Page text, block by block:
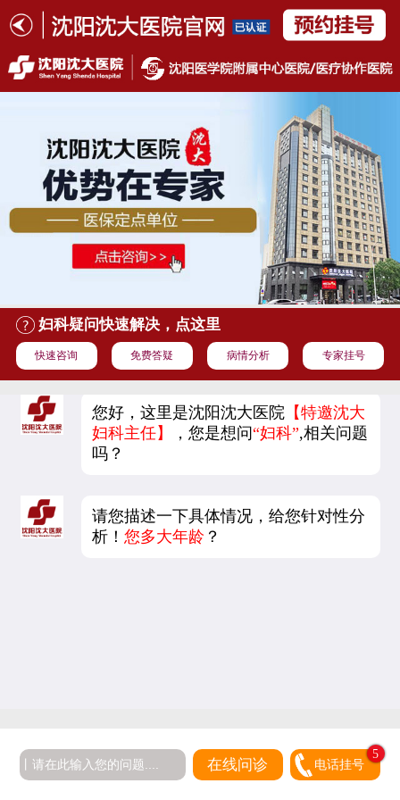
妇科疑问快速解决，点这里
快速咨询 免费答疑 病情分析 专家挂号
您好，这里是沈阳沈大医院【特邀沈大
妇科主任】
，您是想问 “妇科” ,相关问题
吗？
请您描述一下具体情况，给您针对性分
析！ 您多大年龄 ？
在线问诊 电话挂号
5